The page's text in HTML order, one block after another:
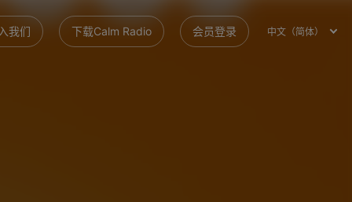
我们 下载Calm Radio 会员登录 中文（简体）